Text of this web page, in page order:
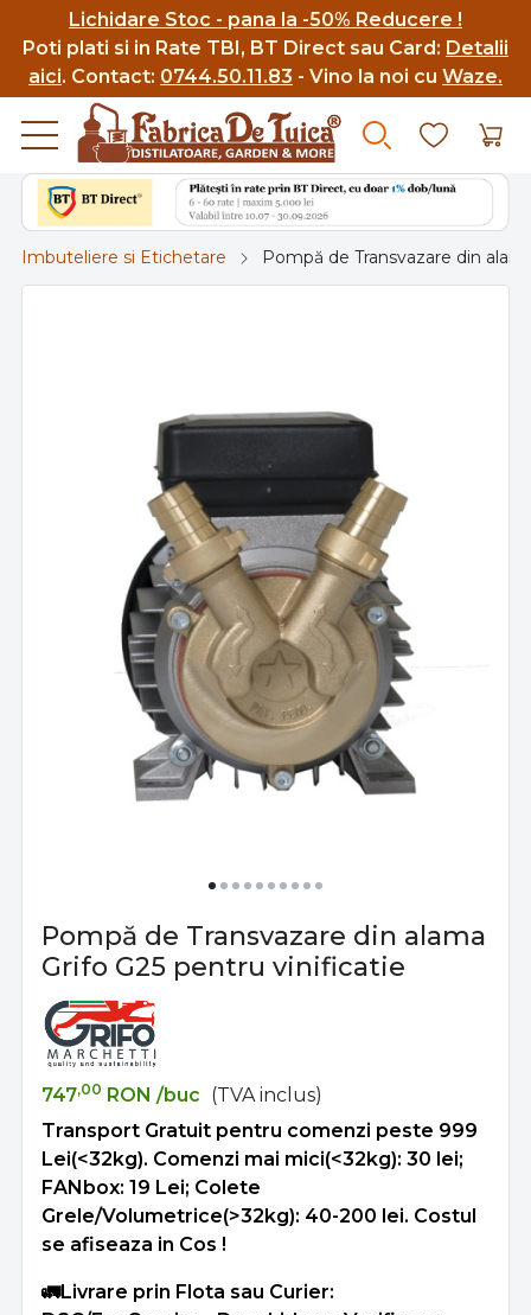
Lichidare Stoc - pana la -50% Reducere !
Poti plati si in Rate TBI, BT Direct sau Card: Detalii
aici. Contact: 0744.50.11.83 - Vino la noi cu Waze.
Imbuteliere si Etichetare Pompă de Transvazare din
Pompă de Transvazare din alama
Grifo G25 pentru vinificatie
747,00 RON /buc (TVA inclus)
Transport Gratuit pentru comenzi peste 999
Lei(<32kg). Comenzi mai mici(<32kg): 30 lei;
FANbox: 19 Lei; Colete
Grele/Volumetrice(>32kg): 40-200 lei. Costul
se afiseaza in Cos !
🚛Livrare prin Flota sau Curier: